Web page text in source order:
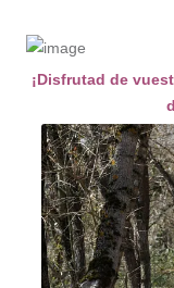
¡Disfrutad de